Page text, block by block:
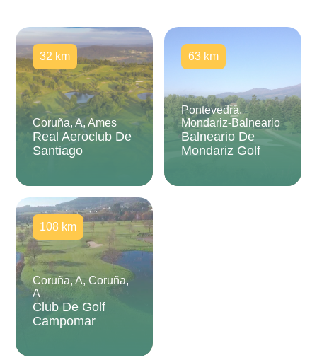
32 km
Coruña, A, Ames
Real Aeroclub De
Santiago
63 km
Pontevedra,
Mondariz-Balneario
Balneario De
Mondariz Golf
108 km
Coruña, A, Coruña,
A
Club De Golf
Campomar